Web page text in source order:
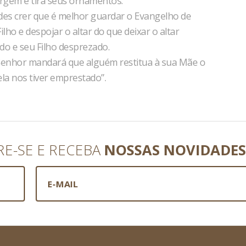
crer que é melhor guardar o Evangelho de
e despojar o altar do que deixar o altar
e seu Filho desprezado.
mandará que alguém restitua à sua Mãe o
nos tiver emprestado”.
SE E RECEBA NOSSAS NOVIDADES